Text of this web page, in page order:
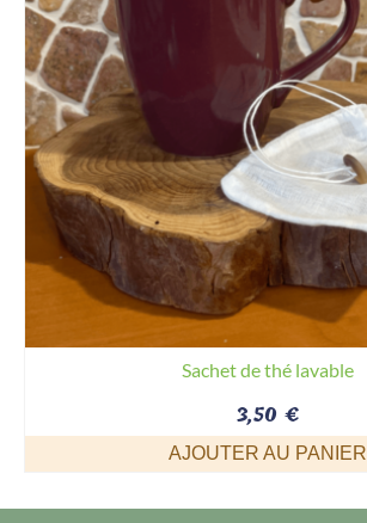
Sachet de thé lavable
3,50 €
AJOUTER AU PANIER